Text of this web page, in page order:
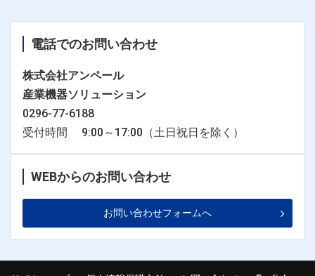
電話でのお問い合わせ
株式会社アンペール
産業機器ソリューション
0296-77-6188
受付時間 9:00～17:00（土日祝日を除く）
WEBからのお問い合わせ
お問い合わせフォームへ